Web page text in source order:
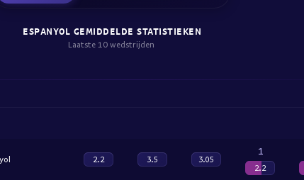
ESPANYOL GEMIDDELDE STATISTIEKEN
Laatste 10 wedstrijden
2.2 3.5 3.05
1
2.2